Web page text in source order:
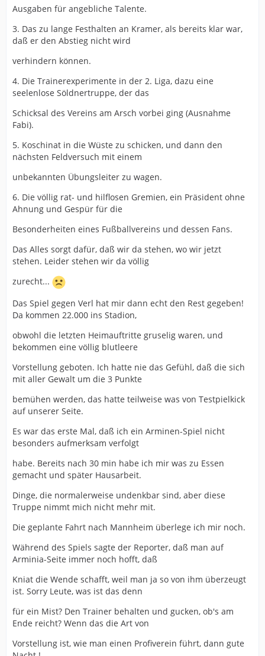
Ausgaben für angebliche Talente.
3. Das zu lange Festhalten an Kramer, als bereits klar war,
daß er den Abstieg nicht wird
verhindern können.
4. Die Trainerexperimente in der 2. Liga, dazu eine
seelenlose Söldnertruppe, der das
Schicksal des Vereins am Arsch vorbei ging (Ausnahme
Fabi).
5. Koschinat in die Wüste zu schicken, und dann den
nächsten Feldversuch mit einem
unbekannten Übungsleiter zu wagen.
6. Die völlig rat- und hilflosen Gremien, ein Präsident ohne
Ahnung und Gespür für die
Besonderheiten eines Fußballvereins und dessen Fans.
Das Alles sorgt dafür, daß wir da stehen, wo wir jetzt
stehen. Leider stehen wir da völlig
zurecht...
Das Spiel gegen Verl hat mir dann echt den Rest gegeben!
Da kommen 22.000 ins Stadion,
obwohl die letzten Heimauftritte gruselig waren, und
bekommen eine völlig blutleere
Vorstellung geboten. Ich hatte nie das Gefühl, daß die sich
mit aller Gewalt um die 3 Punkte
bemühen werden, das hatte teilweise was von Testpielkick
auf unserer Seite.
Es war das erste Mal, daß ich ein Arminen-Spiel nicht
besonders aufmerksam verfolgt
habe. Bereits nach 30 min habe ich mir was zu Essen
gemacht und später Hausarbeit.
Dinge, die normalerweise undenkbar sind, aber diese
Truppe nimmt mich nicht mehr mit.
Die geplante Fahrt nach Mannheim überlege ich mir noch.
Während des Spiels sagte der Reporter, daß man auf
Arminia-Seite immer noch hofft, daß
Kniat die Wende schafft, weil man ja so von ihm überzeugt
ist. Sorry Leute, was ist das denn
für ein Mist? Den Trainer behalten und gucken, ob's am
Ende reicht? Wenn das die Art von
Vorstellung ist, wie man einen Profiverein führt, dann gute